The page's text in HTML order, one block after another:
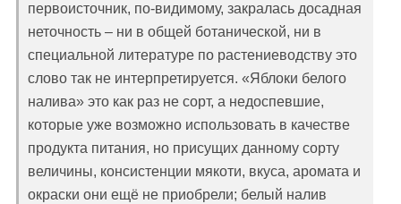
первоисточник, по-видимому, закралась досадная
неточность – ни в общей ботанической, ни в
специальной литературе по растениеводству это
слово так не интерпретируется. «Яблоки белого
налива» это как раз не сорт, а недоспевшие,
которые уже возможно использовать в качестве
продукта питания, но присущих данному сорту
величины, консистенции мякоти, вкуса, аромата и
окраски они ещё не приобрели; белый налив